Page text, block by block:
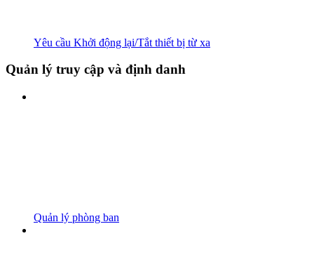
Yêu cầu Khởi động lại/Tắt thiết bị từ xa
Quản lý truy cập và định danh
Quản lý phòng ban